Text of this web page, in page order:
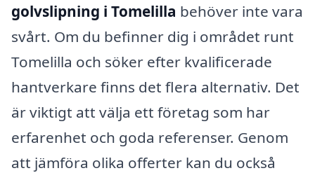
golvslipning i Tomelilla behöver inte vara
svårt. Om du befinner dig i området runt
Tomelilla och söker efter kvalificerade
hantverkare finns det flera alternativ. Det
är viktigt att välja ett företag som har
erfarenhet och goda referenser. Genom
att jämföra olika offerter kan du också